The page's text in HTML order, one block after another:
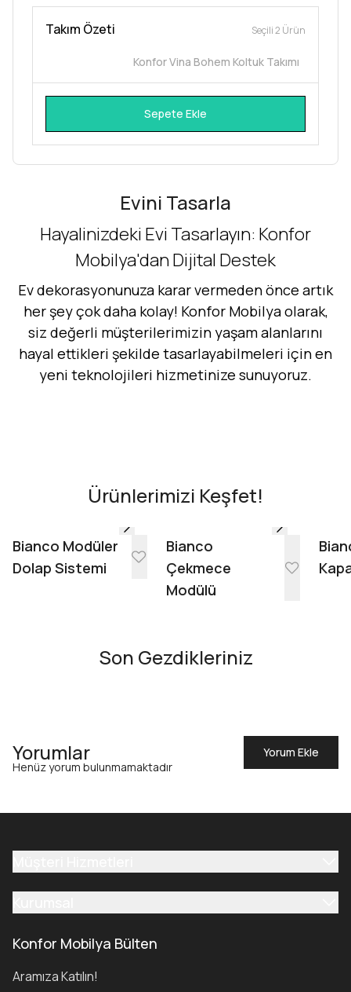
Takım Özeti Seçili 2 Ürün
Konfor Vina Bohem Koltuk Takımı
Sepete Ekle
Evini Tasarla
Hayalinizdeki Evi Tasarlayın: Konfor
Mobilya'dan Dijital Destek
Ev dekorasyonunuza karar vermeden önce artık
her şey çok daha kolay! Konfor Mobilya olarak,
siz değerli müşterilerimizin yaşam alanlarını
hayal ettikleri şekilde tasarlayabilmeleri için en
yeni teknolojileri hizmetinize sunuyoruz.
Evinde Gör + AR
Ürünlerimizi Keşfet!
Bianco Modüler
Dolap Sistemi
Bianco
Çekmece
Modülü
Son Gezdikleriniz
Yorumlar
Yorum Ekle
Henüz yorum bulunmamaktadır
Konfor Mobilya Bülten
Aramıza Katılın!